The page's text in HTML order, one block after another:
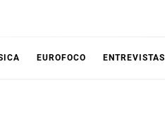
EUROFOCO ENTREVISTAS